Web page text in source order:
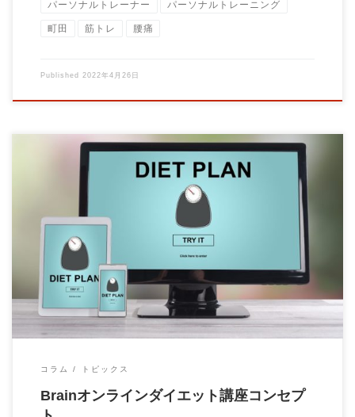
パーソナルトレーナー パーソナルトレーニング
町田 筋トレ 腰痛
Published 2022年4月26日
Brainオンラインダイエット講座について解説します。 自立から
自律を目指す。 1.健康とダイエット […]
コラム トピックス
Brainオンラインダイエット講座コンセプ